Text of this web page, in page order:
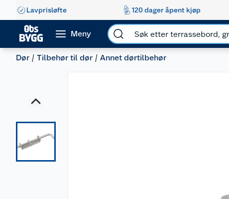
Lavprisløfte 120 dager åpent kjøp
Meny
Dør Tilbehør til dør Annet dørtilbehør